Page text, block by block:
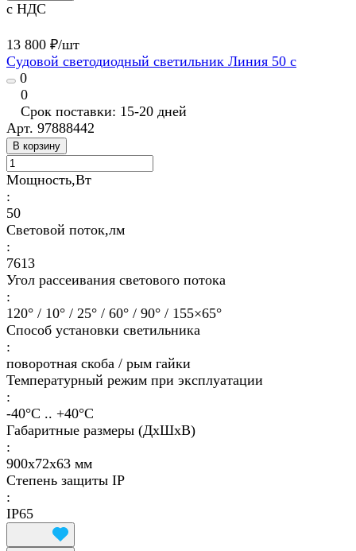
с НДС
13 800 ₽/шт
Судовой светодиодный светильник Линия 50 с
0
0
Срок поставки: 15-20 дней
Арт. 97888442
В корзину
Мощность,Вт
:
50
Световой поток,лм
:
7613
Угол рассеивания светового потока
:
120° / 10° / 25° / 60° / 90° / 155×65°
Способ установки светильника
:
поворотная скоба / рым гайки
Температурный режим при эксплуатации
:
-40°С .. +40°C
Габаритные размеры (ДхШхВ)
:
900х72х63 мм
Степень защиты IP
:
IP65